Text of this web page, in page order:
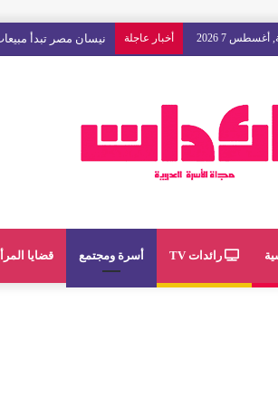
أغسطس 7 2026 أخبار عاجلة مع « The Next Ad » ، إنوي يُسند حملته الإعلانية المقبلة إلى الشباب المغربي
رائدات TV أسرة ومجتمع قضايا